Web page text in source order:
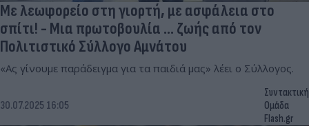
Με λεωφορείο στη γιορτή, με ασφάλεια στο
σπίτι! - Μια πρωτοβουλία ... ζωής από τον
Πολιτιστικό Σύλλογο Αμνάτου
«Ας γίνουμε παράδειγμα για τα παιδιά μας» λέει ο Σύλλογος.
30.07.2025 16:05
Συντακτική
Ομάδα
Flash.gr